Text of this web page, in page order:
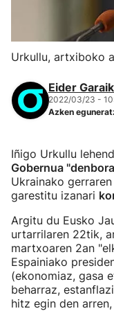
Urkullu, artxiboko
Eider
2022/03/23 -
Azken
Iñigo Urkullu
Gobernua
Ukrainako
garestitu izanari
Argitu du Eusko
urtarrilaren 22tik,
martxoaren 2an
Espainiako
(ekonomiaz, gasa
beharraz,
hitz egin den